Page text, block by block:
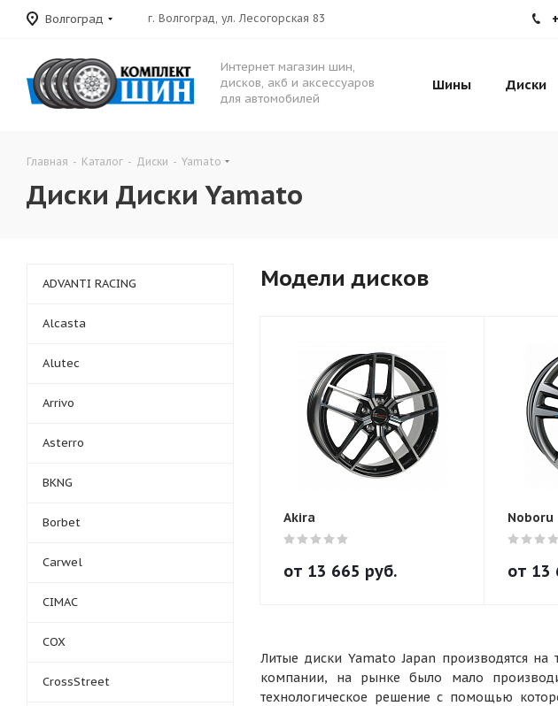
Волгоград г. Волгоград, ул. Лесогорская 83
Интернет магазин шин,
дисков, акб и аксессуаров
для автомобилей
Шины Диски
Главная - Каталог - Диски - Yamato
Диски Диски Yamato
Модели дисков
Akira
от 13 665 руб.
Noboru
от 13
Литые диски Yamato Japan производятся
компании, на рынке было мало
технологическое решение с помощью
ADVANTI RACING
Alcasta
Alutec
Arrivo
Asterro
BKNG
Borbet
Carwel
CIMAC
COX
CrossStreet